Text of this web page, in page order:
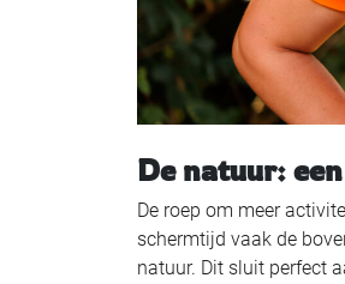
De natuur:
De roep om meer
schermtijd vaak de
natuur. Dit sluit perfect